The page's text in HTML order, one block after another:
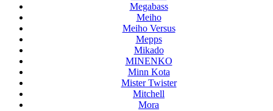
Megabass
Meiho
Meiho Versus
Mepps
Mikado
MINENKO
Minn Kota
Mister Twister
Mitchell
Mora